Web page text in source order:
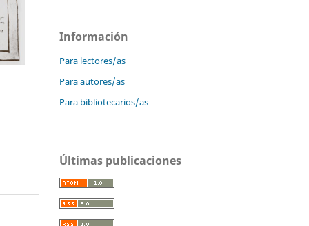
Información
Para lectores/as
Para autores/as
Para bibliotecarios/as
Últimas publicaciones